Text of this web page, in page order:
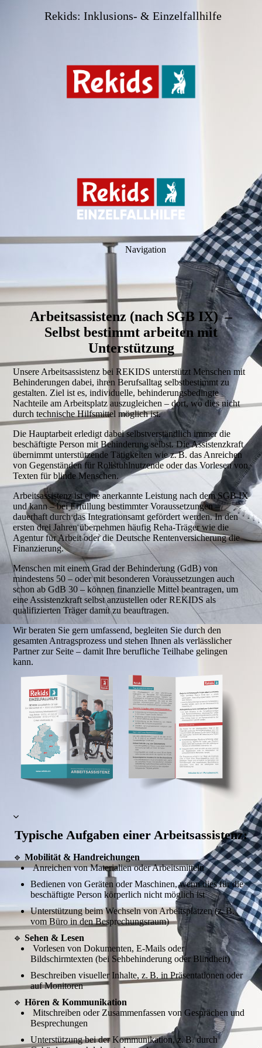
Rekids: Inklusions- & Einzelfallhilfe
Navigation
Arbeitsassistenz (nach SGB IX) –
Selbst bestimmt arbeiten mit
Unterstützung
Unsere Arbeitsassistenz bei REKIDS unterstützt Menschen mit
Behinderungen dabei, ihren Berufsalltag selbstbestimmt zu
gestalten. Ziel ist es, individuelle, behinderungsbedingte
Nachteile am Arbeitsplatz auszugleichen – dort, wo dies nicht
durch technische Hilfsmittel möglich ist.
Die Hauptarbeit erledigt dabei selbstverständlich immer die
beschäftigte Person mit Behinderung selbst. Die Assistenzkraft
übernimmt unterstützende Tätigkeiten wie z. B. das Anreichen
von Gegenständen für Rollstuhlnutzende oder das Vorlesen von
Texten für blinde Menschen.
Arbeitsassistenz ist eine anerkannte Leistung nach dem SGB IX
und kann – bei Erfüllung bestimmter Voraussetzungen –
dauerhaft durch das Integrationsamt gefördert werden. In den
ersten drei Jahren übernehmen häufig Reha-Träger wie die
Agentur für Arbeit oder die Deutsche Rentenversicherung die
Finanzierung.
Menschen mit einem Grad der Behinderung (GdB) von
mindestens 50 – oder mit besonderen Voraussetzungen auch
schon ab GdB 30 – können finanzielle Mittel beantragen, um
eine Assistenzkraft selbst anzustellen oder REKIDS als
qualifizierten Träger damit zu beauftragen.
Wir beraten Sie gern umfassend, begleiten Sie durch den
gesamten Antragsprozess und stehen Ihnen als verlässlicher
Partner zur Seite – damit Ihre berufliche Teilhabe gelingen
kann.
Typische Aufgaben einer Arbeitsassistenz:
🔹Mobilität & Handreichungen
Anreichen von Materialien oder Arbeitsmitteln
Bedienen von Geräten oder Maschinen, wenn dies für die
beschäftigte Person körperlich nicht möglich ist
Unterstützung beim Wechseln von Arbeitsplätzen (z. B.
vom Büro in den Besprechungsraum)
🔹Sehen & Lesen
Vorlesen von Dokumenten, E-Mails oder
Bildschirmtexten (bei Sehbehinderung oder Blindheit)
Beschreiben visueller Inhalte, z. B. in Präsentationen oder
auf Monitoren
🔹Hören & Kommunikation
Mitschreiben oder Zusammenfassen von Gesprächen und
Besprechungen
Unterstützung bei der Kommunikation, z. B. durch